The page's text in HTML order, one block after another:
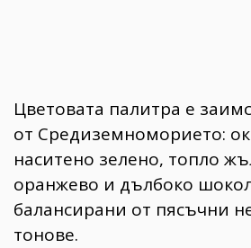
​Цветовата палитра е
от Средиземноморието:
наситено зелено, топло
оранжево и дълбоко
балансирани от пясъчни
тонове.